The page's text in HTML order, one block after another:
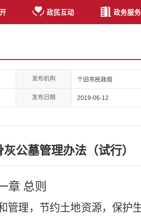
政民互动 政务服务
发布机构 个旧市民政局
发布日期 2019-06-12
公墓管理办法（试行）
章 总则
管理，节约土地资源，保护